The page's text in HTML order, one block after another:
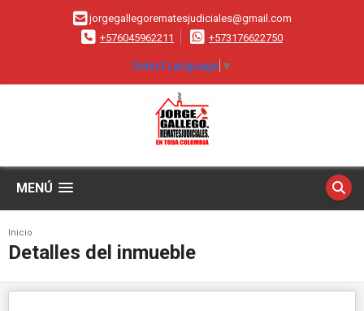
jorgegallegorematesjudiciales@gmail.com
+576045962211
+573176622750
Select Language ▼
MENÚ
Inicio
Detalles del inmueble